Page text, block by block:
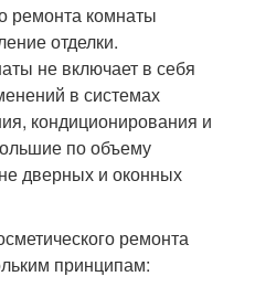
ремонта комнаты
отделки.
не включает в себя
в системах
кондиционирования и
по объему
дверных и оконных
ремонта
принципам: